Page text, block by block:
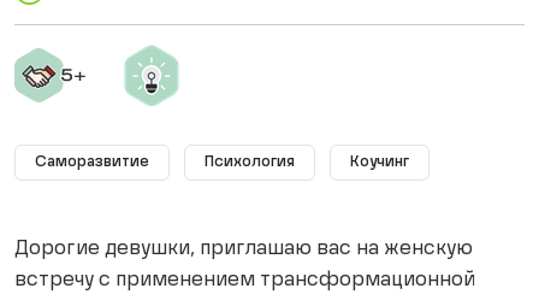
Саморазвитие Психология Коучинг
Дорогие девушки, приглашаю вас на женскую
встречу с применением трансформационной